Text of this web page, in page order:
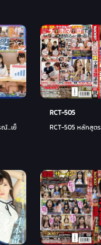
ณ์...เย็ดกันสดๆ! ตอน 2
RCT-505
RCT-505 หลักสูตร